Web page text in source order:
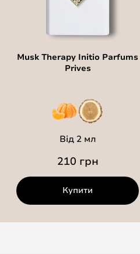
Musk Therapy Initio Parfums
Prives
Від 2 мл
210 грн
Купити